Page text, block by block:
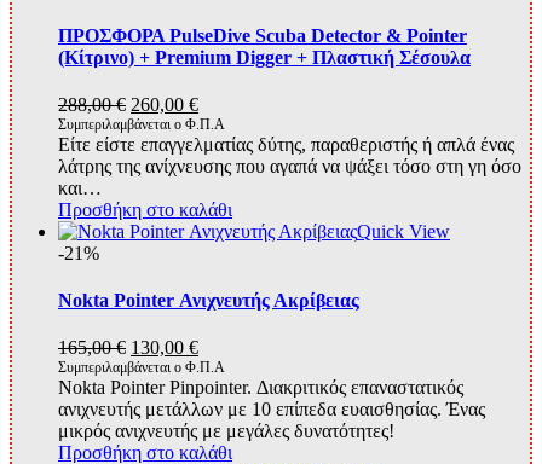
ΠΡΟΣΦΟΡΑ PulseDive Scuba Detector & Pointer
(Κίτρινο) + Premium Digger + Πλαστική Σέσουλα
288,00€ Original
price
was:
288,00 €.
260,00 €Η
τρέχουσα
τιμή
είναι:
Συμπεριλαμβάνεται ο Φ.Π.Α
Είτε είστε επαγγελματίας δύτης, παραθεριστής ή απλά ένας
λάτρης της ανίχνευσης που αγαπά να ψάξει τόσο στη γη όσο
και…
Προσθήκη στο καλάθι
Quick View
-21%
Nokta Pointer Ανιχνευτής Ακρίβειας
165,00€ Original
price
was:
165,00 €.
130,00 €Η
τρέχουσα
τιμή
είναι:
130,00 €.
Συμπεριλαμβάνεται ο Φ.Π.Α
Nokta Pointer Pinpointer. Διακριτικός επαναστατικός
ανιχνευτής μετάλλων με 10 επίπεδα ευαισθησίας. Ένας
μικρός ανιχνευτής με μεγάλες δυνατότητες!
Προσθήκη στο καλάθι